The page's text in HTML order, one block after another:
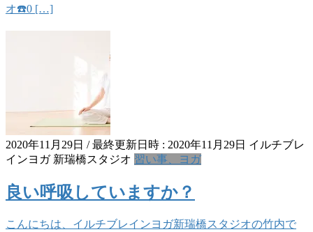
オ☎️0 […]
2020年11月29日 / 最終更新日時 : 2020年11月29日 イルチブレ
インヨガ 新瑞橋スタジオ 習い事、ヨガ
良い呼吸していますか？
こんにちは、イルチブレインヨガ新瑞橋スタジオの竹内で